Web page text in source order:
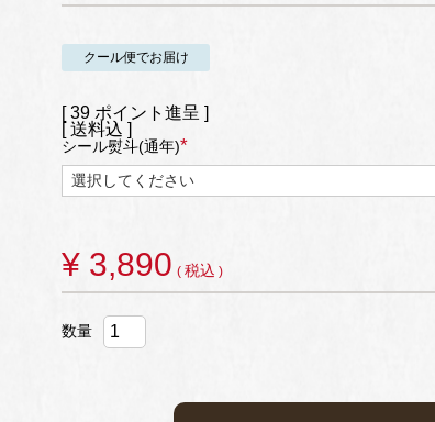
クール便でお届け
[ 39 ポイント進呈 ]
送料込
シール熨斗(通年)
(必
須)
¥ 3,890 税込